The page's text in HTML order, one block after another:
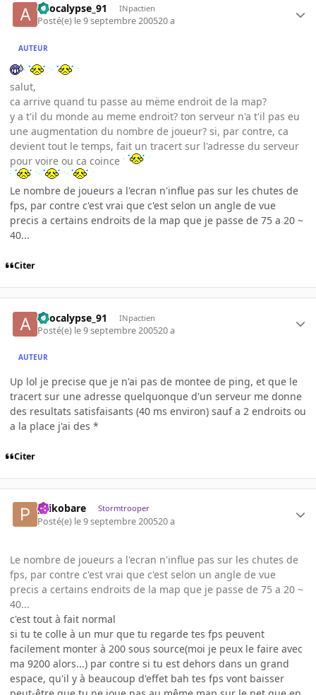
apocalypse_91 INpactien
Posté(e) le 9 septembre 200520 a
AUTEUR
salut,
ca arrive quand tu passe au mëme endroit de la map?
y a t'il du monde au meme endroit? ton serveur n'a t'il pas eu
une augmentation du nombre de joueur? si, par contre, ca
devient tout le temps, fait un tracert sur l'adresse du serveur
pour voire ou ca coince
Le nombre de joueurs a l'ecran n'influe pas sur les chutes de
fps, par contre c'est vrai que c'est selon un angle de vue
precis a certains endroits de la map que je passe de 75 a 20 ~
40...
Citer
apocalypse_91 INpactien
Posté(e) le 9 septembre 200520 a
AUTEUR
Up lol je precise que je n'ai pas de montee de ping, et que le
tracert sur une adresse quelquonque d'un serveur me donne
des resultats satisfaisants (40 ms environ) sauf a 2 endroits ou
a la place j'ai des *
Citer
psikobare Stormtrooper
Posté(e) le 9 septembre 200520 a
Le nombre de joueurs a l'ecran n'influe pas sur les chutes de
fps, par contre c'est vrai que c'est selon un angle de vue
precis a certains endroits de la map que je passe de 75 a 20 ~
40...
c'est tout à fait normal
si tu te colle à un mur que tu regarde tes fps peuvent
facilement monter à 200 sous source(moi je peux le faire avec
ma 9200 alors...) par contre si tu est dehors dans un grand
espace, qu'il y à beaucoup d'effet bah tes fps vont baisser